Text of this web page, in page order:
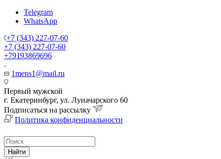
Telegram
WhatsApp
+7 (343) 227-07-60
+7 (343) 227-07-60
+79193869696
1mens1@mail.ru
Первый мужской
г. Екатеринбург, ул. Луначарского 60
Подписаться на рассылку
Политика конфиденциальности
Найти